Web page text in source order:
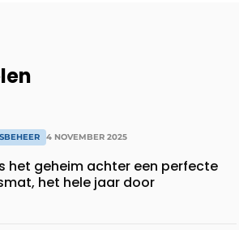
4 NOVEMBER 2025
het geheim achter een perfecte
het hele jaar door